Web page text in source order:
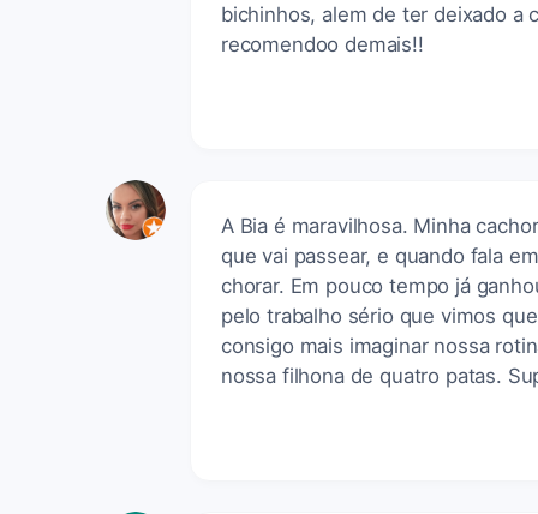
bichinhos, alem de ter deixado a
recomendoo demais!!
A Bia é maravilhosa. Minha
que vai passear, e quando fala
chorar. Em pouco tempo já
pelo trabalho sério que vimos
consigo mais imaginar nossa
nossa filhona de quatro patas.